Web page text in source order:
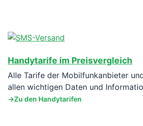
Handytarife im Preisvergleich
Alle Tarife der Mobilfunkanbieter
allen wichtigen Daten und
Zu den Handytarifen